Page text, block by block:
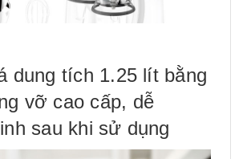
dung tích 1.25 lít bằng
vỡ cao cấp, dễ
sau khi sử dụng